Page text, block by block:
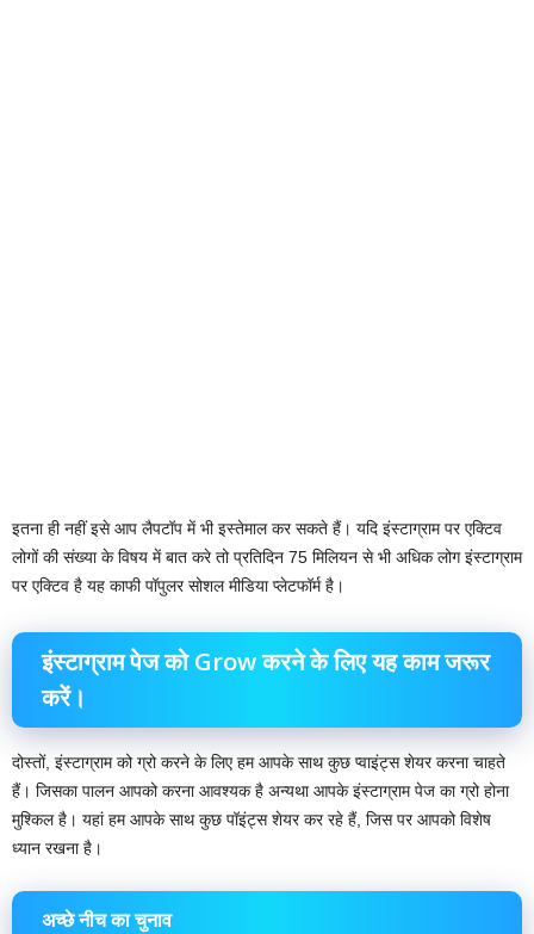
इतना ही नहीं इसे आप लैपटॉप में भी इस्तेमाल कर सकते हैं। यदि इंस्टाग्राम पर एक्टिव
लोगों की संख्या के विषय में बात करे तो प्रतिदिन 75 मिलियन से भी अधिक लोग इंस्टाग्राम
पर एक्टिव है यह काफी पॉपुलर सोशल मीडिया प्लेटफॉर्म है।
इंस्टाग्राम पेज को Grow करने के लिए यह काम जरूर
करें।
दोस्तों, इंस्टाग्राम को ग्रो करने के लिए हम आपके साथ कुछ प्वाइंट्स शेयर करना चाहते
हैं। जिसका पालन आपको करना आवश्यक है अन्यथा आपके इंस्टाग्राम पेज का ग्रो होना
मुश्किल है। यहां हम आपके साथ कुछ पॉइंट्स शेयर कर रहे हैं, जिस पर आपको विशेष
ध्यान रखना है।
अच्छे नीच का चुनाव